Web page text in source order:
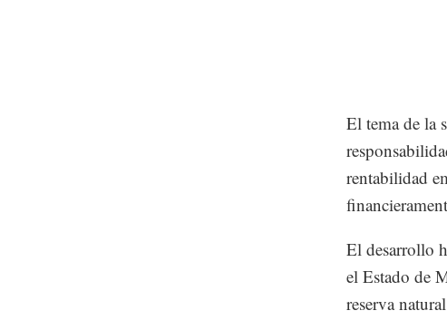
El tema de la
rentabilidad
El desarrollo
el Estado de
reserva